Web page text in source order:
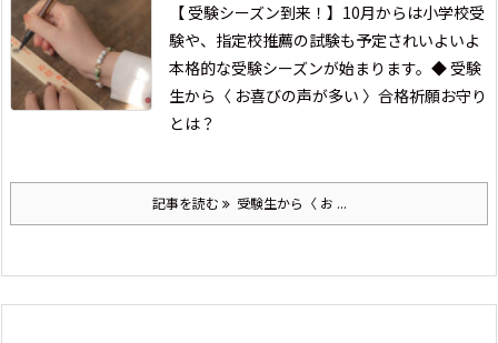
【 受験シーズン到来！】 10月からは小学校受
験や、指定校推薦の試験も予定されいよいよ
本格的な受験シーズンが始まります。 ◆ 受験
生から〈 お喜びの声が多い 〉合格祈願お守り
とは？
記事を読む 受験生から〈 お ...